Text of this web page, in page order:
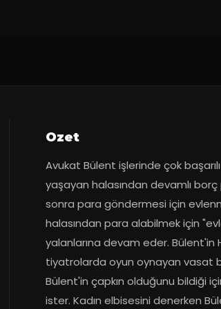
Ozet
Avukat Bülent işlerinde çok
yaşayan halasından devamlı
sonra para göndermesi için
halasından para alabilmek için
yalanlarına devam eder.
tiyatrolarda oyun oynayan vasat
Bülent'in çapkın olduğunu bildiği
ister. Kadın elbisesini denerken